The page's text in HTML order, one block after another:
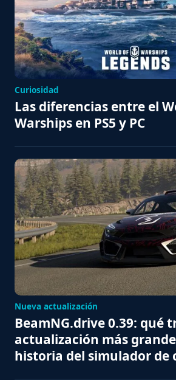
Curiosidad
Las diferencias entre el
Warships en PS5 y PC
Nueva actualización
BeamNG.drive 0.39: qué
actualización más
historia del simulador de